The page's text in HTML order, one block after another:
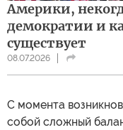
Америки,
демократии и
существует
08.07.2026
С момента
собой сложный